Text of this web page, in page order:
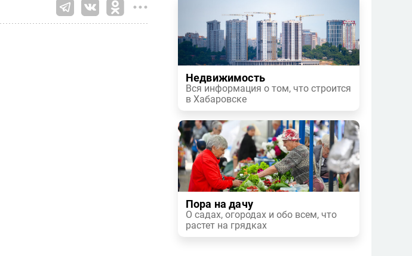
Недвижимость
Вся информация о том, что строится
в Хабаровске
Пора на дачу
О садах, огородах и обо всем, что
растет на грядках